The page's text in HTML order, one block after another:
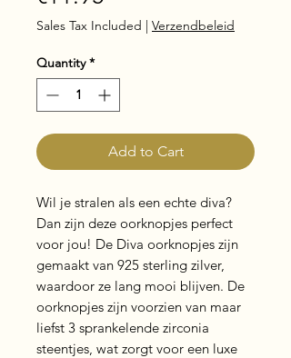
Sales Tax Included | Verzendbeleid
Quantity *
Add to Cart
Wil je stralen als een echte diva?
Dan zijn deze oorknopjes perfect
voor jou! De Diva oorknopjes zijn
gemaakt van 925 sterling zilver,
waardoor ze lang mooi blijven. De
oorknopjes zijn voorzien van maar
liefst 3 sprankelende zirconia
steentjes, wat zorgt voor een luxe